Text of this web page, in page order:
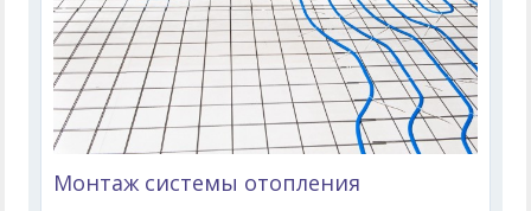
Монтаж системы отопления